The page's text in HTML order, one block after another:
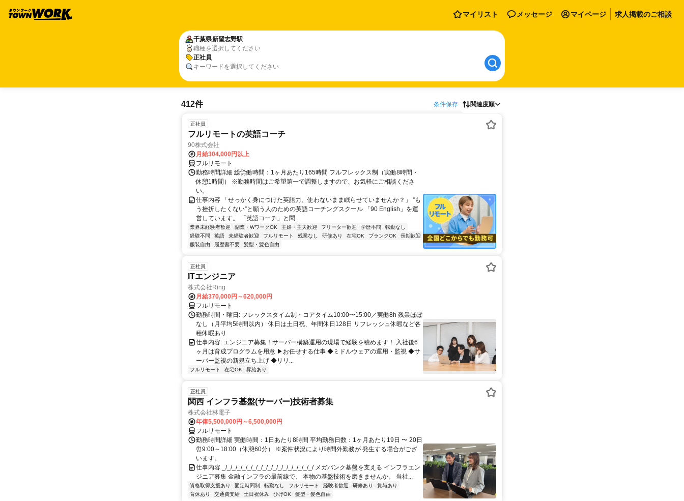
マイリスト メッセージ マイページ 求人掲載のご相談
千葉県新習志野駅
職種を選択してください
正社員
キーワードを選択してください
412件 条件保存 関連度順
正社員
フルリモートの英語コーチ
90株式会社
月給304,000円以上
フルリモート
勤務時間詳細 総労働時間：1ヶ月あたり165時間 フルフレックス制（実働8時間・
休憩1時間） ※勤務時間はご希望第一で調整しますので、お気軽にご相談くださ
い。
仕事内容 「せっかく身につけた英語力、使わないまま眠らせていませんか？」 “も
う挫折したくない”と願う人のための英語コーチングスクール 「90 English」を運
営しています。 「英語コーチ」と聞...
業界未経験者歓迎 副業・WワークOK 主婦・主夫歓迎 フリーター歓迎 学歴不問
転勤なし
経験不問
英語 未経験者歓迎 フルリモート 残業なし 研修あり 在宅OK ブランクOK
長期歓迎
服装自由
履歴書不要 髪型・髪色自由
正社員
ITエンジニア
株式会社Ring
月給370,000円～620,000円
フルリモート
勤務時間・曜日: フレックスタイム制・コアタイム10:00〜15:00／実働8h 残業ほぼ
なし（月平均5時間以内） 休日は土日祝、年間休日128日 リフレッシュ休暇など各
種休暇あり
仕事内容: エンジニア募集！サーバー構築運用の現場で経験を積めます！ 入社後6
ヶ月は育成プログラムを用意 ▶お任せする仕事 ◆ミドルウェアの運用・監視 ◆サ
ーバー監視の新規立ち上げ ◆リリ...
フルリモート 在宅OK 昇給あり
正社員
関西 インフラ基盤(サーバー)技術者募集
株式会社林電子
年俸5,500,000円～6,500,000円
フルリモート
勤務時間詳細 実働時間：1日あたり8時間 平均勤務日数：1ヶ月あたり19日 〜 20日
⏰9:00～18:00（休憩60分） ※案件状況により時間外勤務が 発生する場合がござ
います。
仕事内容 _/_/_/_/_/_/_/_/_/_/_/_/_/_/_/_/_/_/ メガバンク基盤を支える インフラエン
ジニア募集 金融インフラの最前線で、 本物の基盤技術を磨きませんか。 当社...
資格取得支援あり 固定時間制 転勤なし フルリモート 経験者歓迎 研修あり
賞与あり
育休あり
交通費支給 土日祝休み ひげOK 髪型・髪色自由